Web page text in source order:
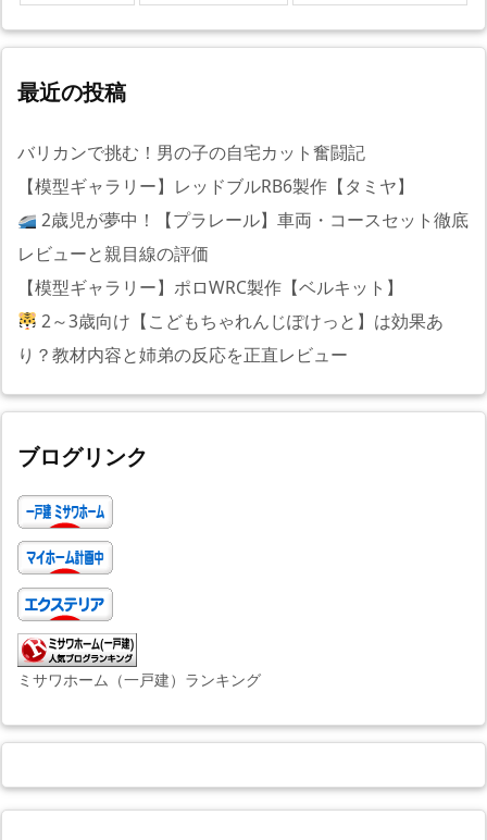
最近の投稿
バリカンで挑む！男の子の自宅カット奮闘記
【模型ギャラリー】レッドブルRB6製作【タミヤ】
2歳児が夢中！【プラレール】車両・コースセット徹底
レビューと親目線の評価
【模型ギャラリー】ポロWRC製作【ベルキット】
2～3歳向け【こどもちゃれんじぽけっと】は効果あ
り？教材内容と姉弟の反応を正直レビュー
ブログリンク
ミサワホーム（一戸建）ランキング